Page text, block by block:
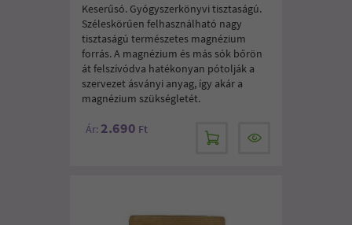
Keserűsó. Gyógyszerkönyvi tisztaságú.
Széleskörűen felhasználható nagy
tisztaságú természetes magnézium
forrás. A magnézium és más sók bőrön
át felszívódva hatékonyan pótolják a
szervezet ásványi anyag, így akár a
magnézium szükségletét.
Ár: 2.690 Ft